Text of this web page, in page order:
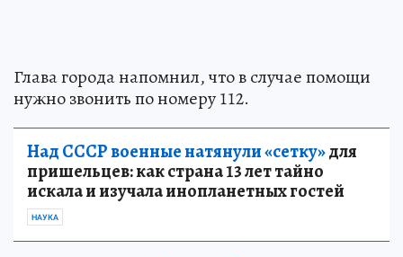
Глава города напомнил, что в случае помощи
нужно звонить по номеру 112.
Над СССР военные натянули «сетку»для
пришельцев: как страна 13 лет тайно
искала и изучала инопланетных гостей
НАУКА